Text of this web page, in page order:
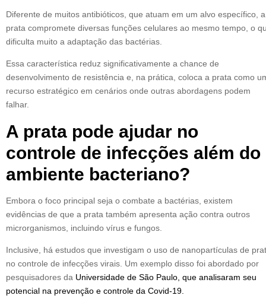
Diferente de muitos antibióticos, que atuam em um alvo específico, a
prata compromete diversas funções celulares ao mesmo tempo, o
dificulta muito a adaptação das bactérias.
Essa característica reduz significativamente a chance de
desenvolvimento de resistência e, na prática, coloca a prata como
recurso estratégico em cenários onde outras abordagens podem
falhar.
A prata pode ajudar no
controle de infecções além do
ambiente bacteriano?
Embora o foco principal seja o combate a bactérias, existem
evidências de que a prata também apresenta ação contra outros
microrganismos, incluindo vírus e fungos.
Inclusive, há estudos que investigam o uso de nanopartículas de
no controle de infecções virais. Um exemplo disso foi abordado por
pesquisadores da Universidade de São Paulo, que analisaram seu
potencial na prevenção e controle da Covid-19.